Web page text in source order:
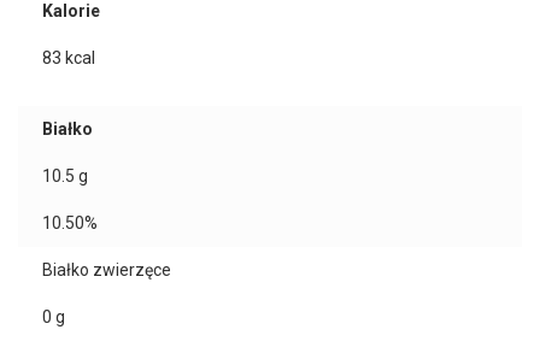
Kalorie
83 kcal
Białko
10.5 g
10.50%
Białko zwierzęce
0 g